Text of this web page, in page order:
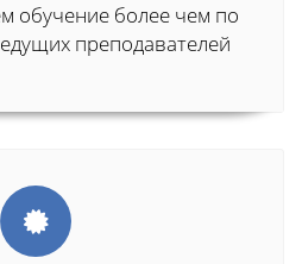
обучение более чем по
преподавателей